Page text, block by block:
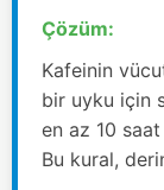
Çözüm:
Kafeinin
bir uyku için
en az 10
Bu kural,